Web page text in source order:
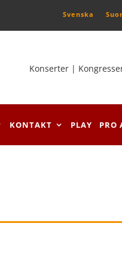
Svenska
Konserter |
KONTAKT PLAY PRO